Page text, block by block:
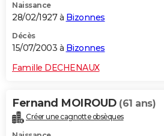
Naissance
28/02/1927 à Bizonnes
Décès
15/07/2003 à Bizonnes
Famille DECHENAUX
Fernand MOIROUD (61 ans)
Créer une cagnotte obsèques